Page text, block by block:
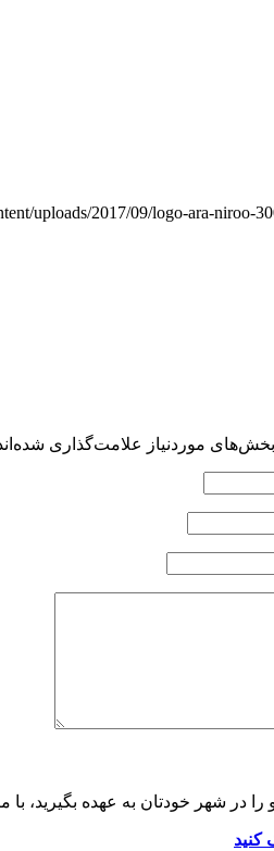
uploads/2017/09/logo-ara-niroo-
بخش‌های موردنیاز علامت‌گذاری
را در شهر خودتان به عهده بگیرید،
کنید